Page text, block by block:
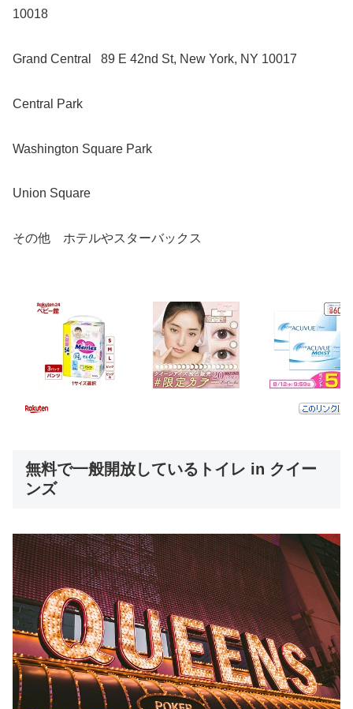
10018
Grand Central 89 E 42nd St, New York, NY 10017
Central Park
Washington Square Park
Union Square
その他 ホテルやスターバックス
無料で一般開放しているトイレ in クイー
ンズ